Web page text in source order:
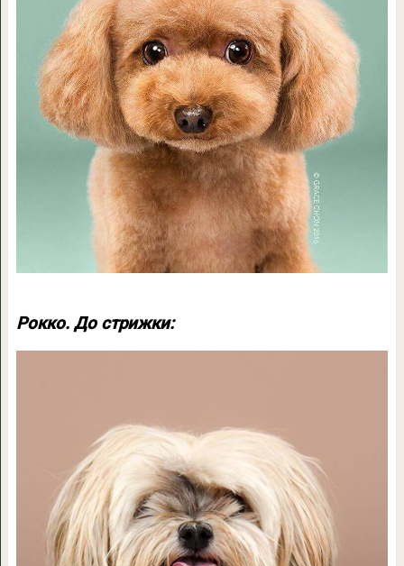
Рокко. До стрижки: